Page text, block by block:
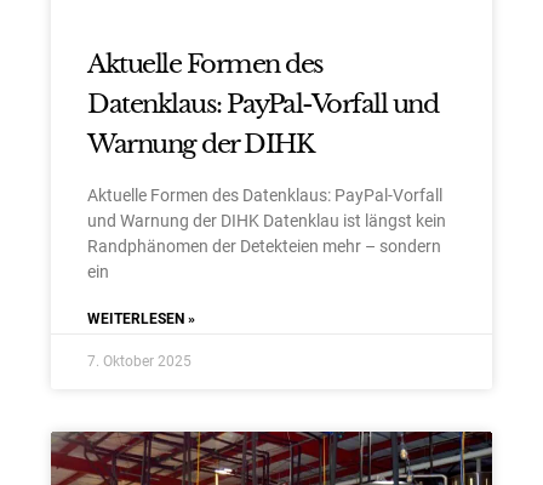
Aktuelle Formen des
Datenklaus: PayPal-Vorfall und
Warnung der DIHK
Aktuelle Formen des Datenklaus: PayPal-Vorfall
und Warnung der DIHK Datenklau ist längst kein
Randphänomen der Detekteien mehr – sondern
ein
WEITERLESEN »
7. Oktober 2025
ENGLISH
APEX DETEKTEI
Einige Cookies und Datenverarbeitungen sind technisch notwendig,
andere helfen unser Angebot zu verbessern.
Die Verarbeitungszwecke sind: personalisierte Anzeigen mit